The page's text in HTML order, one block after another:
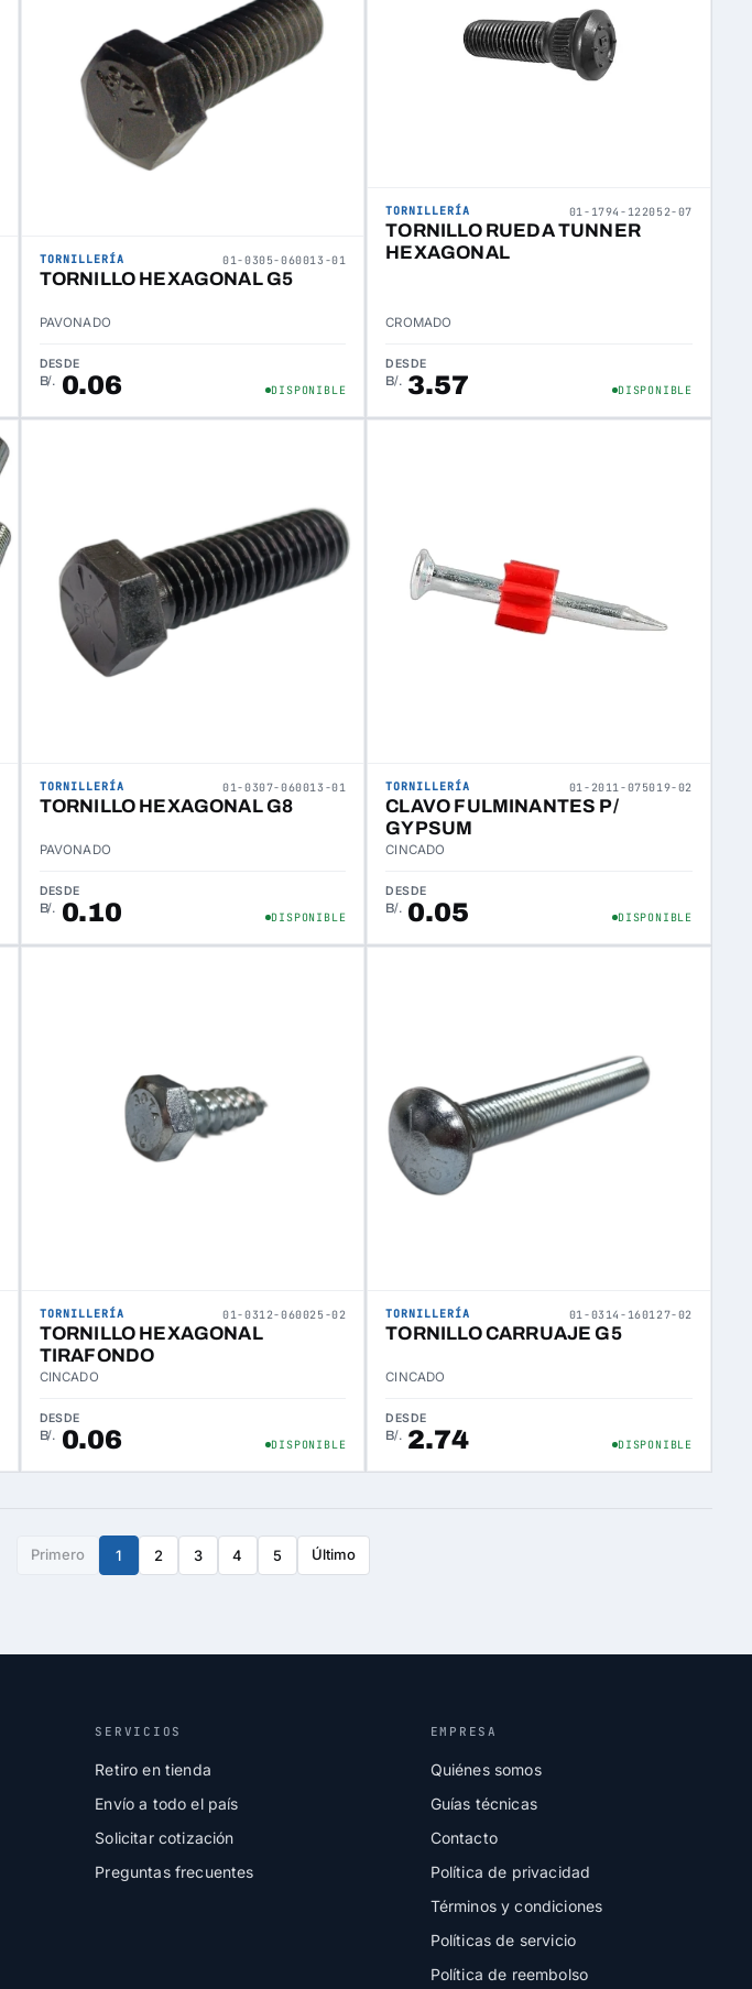
TORNILLERÍA 01-0305-060013-01
TORNILLO HEXAGONAL G5
PAVONADO
DESDE
B/. 0.06 DISPONIBLE
TORNILLERÍA 01-1794-122052-07
TORNILLO RUEDA TUNNER
HEXAGONAL
CROMADO
DESDE
B/. 3.57 DISPONIBLE
TORNILLERÍA 01-0307-060013-01
TORNILLO HEXAGONAL G8
PAVONADO
DESDE
B/. 0.10 DISPONIBLE
TORNILLERÍA 01-2011-075019-02
CLAVO FULMINANTES P/
GYPSUM
CINCADO
DESDE
B/. 0.05 DISPONIBLE
TORNILLERÍA 01-0312-060025-02
TORNILLO HEXAGONAL
TIRAFONDO
CINCADO
DESDE
B/. 0.06 DISPONIBLE
TORNILLERÍA 01-0314-160127-02
TORNILLO CARRUAJE G5
CINCADO
DESDE
B/. 2.74 DISPONIBLE
Primero 1 2 3 4 5 Último
SERVICIOS
Retiro en tienda
Envío a todo el país
Solicitar cotización
Preguntas frecuentes
EMPRESA
Quiénes somos
Guías técnicas
Contacto
Política de privacidad
Términos y condiciones
Políticas de servicio
Política de reembolso